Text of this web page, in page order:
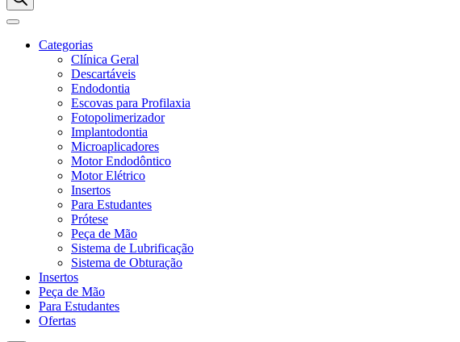
Categorias
Clínica Geral
Descartáveis
Endodontia
Escovas para Profilaxia
Fotopolimerizador
Implantodontia
Microaplicadores
Motor Endodôntico
Motor Elétrico
Insertos
Para Estudantes
Prótese
Peça de Mão
Sistema de Lubrificação
Sistema de Obturação
Insertos
Peça de Mão
Para Estudantes
Ofertas